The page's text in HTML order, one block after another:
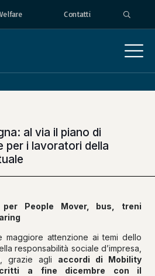
Contatti
al via il piano di
per i lavoratori della
per People Mover, bus, treni
maggiore attenzione ai temi dello
responsabilità sociale d’impresa,
grazie agli accordi di Mobility
a fine dicembre con il